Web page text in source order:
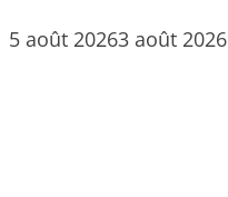
5 août 20263 août 2026